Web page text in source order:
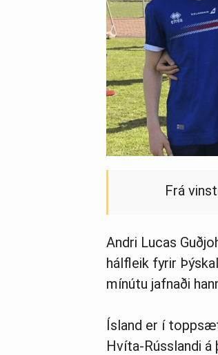
Frá
Andri Lucas
hálfleik fyrir
mínútu jafnaði
Ís­land er í
Hvíta-Rússlandi